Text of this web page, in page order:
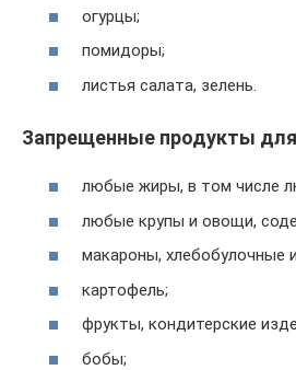
огурцы;
помидоры;
листья салата, зелень.
Запрещенные продукты
любые жиры, в том числе
любые крупы и овощи,
макароны, хлебобулочные
картофель;
фрукты, кондитерские
бобы;